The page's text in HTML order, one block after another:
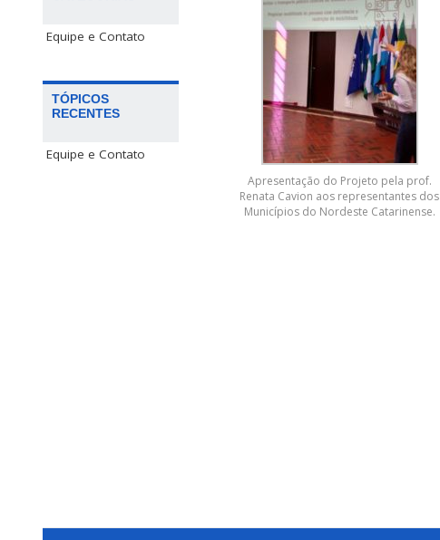
Equipe e Contato
TÓPICOS
RECENTES
Equipe e Contato
Apresentação do Projeto pela prof.
Renata Cavion aos representantes dos
Municípios do Nordeste Catarinense.